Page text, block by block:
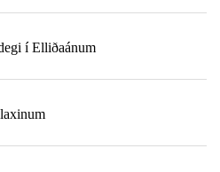
í Elliðaánum